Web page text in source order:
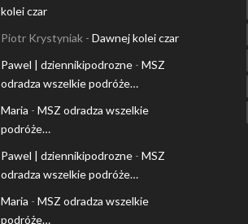
kolei czar
Piotr Krystyniak- Dawnej kolei czar
Pawel | dziennikipodrozne- MSZ
odradza wszelkie podróże…
Maria - MSZ odradza wszelkie
podróże…
Pawel | dziennikipodrozne- MSZ
odradza wszelkie podróże…
Maria - MSZ odradza wszelkie
podróże…